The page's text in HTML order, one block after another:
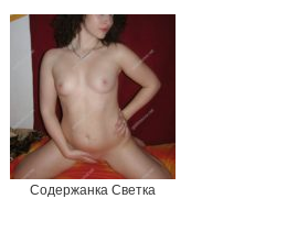
Содержанка Светка